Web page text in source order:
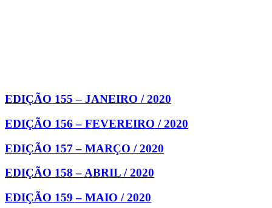
EDIÇÃO 155 – JANEIRO / 2020
EDIÇÃO 156 – FEVEREIRO / 2020
EDIÇÃO 157 – MARÇO / 2020
EDIÇÃO 158 – ABRIL / 2020
EDIÇÃO 159 – MAIO / 2020